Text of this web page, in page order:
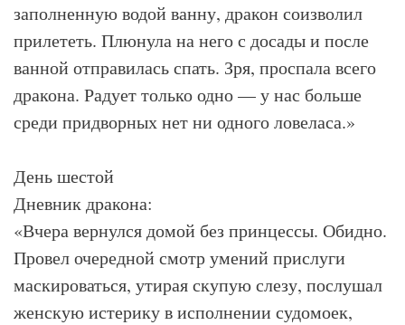
заполненную водой ванну, дракон соизволил
прилететь. Плюнула на него с досады и после
ванной отправилась спать. Зря, проспала всего
дракона. Радует только одно — у нас больше
среди придворных нет ни одного ловеласа.»
День шестой
Дневник дракона:
«Вчера вернулся домой без принцессы. Обидно.
Провел очередной смотр умений прислуги
маскироваться, утирая скупую слезу, послушал
женскую истерику в исполнении судомоек,